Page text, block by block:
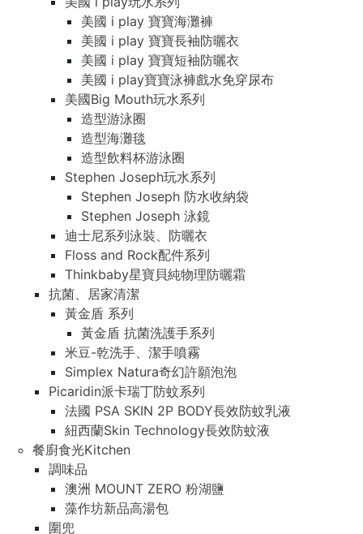
美國 i play 寶寶海灘褲
美國 i play 寶寶長袖防曬衣
美國 i play 寶寶短袖防曬衣
美國 i play寶寶泳褲戲水免穿尿布
美國Big Mouth玩水系列
造型游泳圈
造型海灘毯
造型飲料杯游泳圈
Stephen Joseph玩水系列
Stephen Joseph 防水收納袋
Stephen Joseph 泳鏡
迪士尼系列泳裝、防曬衣
Floss and Rock配件系列
Thinkbaby星寶貝純物理防曬霜
抗菌、居家清潔
黃金盾 系列
黃金盾 抗菌洗護手系列
米豆-乾洗手、潔手噴霧
Simplex Natura奇幻許願泡泡
Picaridin派卡瑞丁防蚊系列
法國 PSA SKIN 2P BODY長效防蚊乳液
紐西蘭Skin Technology長效防蚊液
餐廚食光Kitchen
調味品
澳洲 MOUNT ZERO 粉湖鹽
藻作坊新品高湯包
圍兜